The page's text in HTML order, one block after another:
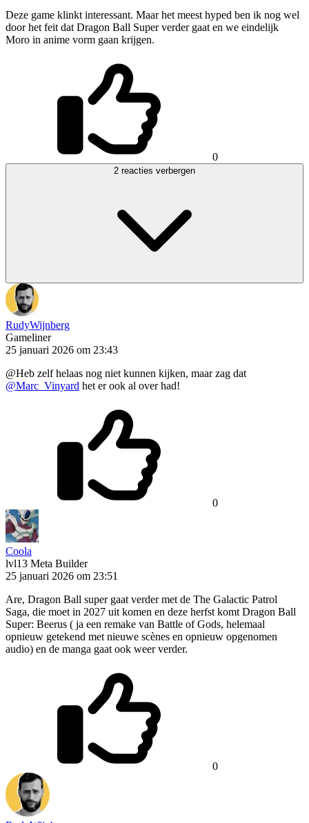
Deze game klinkt interessant. Maar het meest hyped ben ik nog wel
door het feit dat Dragon Ball Super verder gaat en we eindelijk
Moro in anime vorm gaan krijgen.
0
2 reacties verbergen
RudyWijnberg
Gameliner
25 januari 2026 om 23:43
@Heb zelf helaas nog niet kunnen kijken, maar zag dat
@Marc_Vinyard het er ook al over had!
0
Coola
lvl13 Meta Builder
25 januari 2026 om 23:51
Are, Dragon Ball super gaat verder met de The Galactic Patrol
Saga, die moet in 2027 uit komen en deze herfst komt Dragon Ball
Super: Beerus ( ja een remake van Battle of Gods, helemaal
opnieuw getekend met nieuwe scènes en opnieuw opgenomen
audio) en de manga gaat ook weer verder.
0